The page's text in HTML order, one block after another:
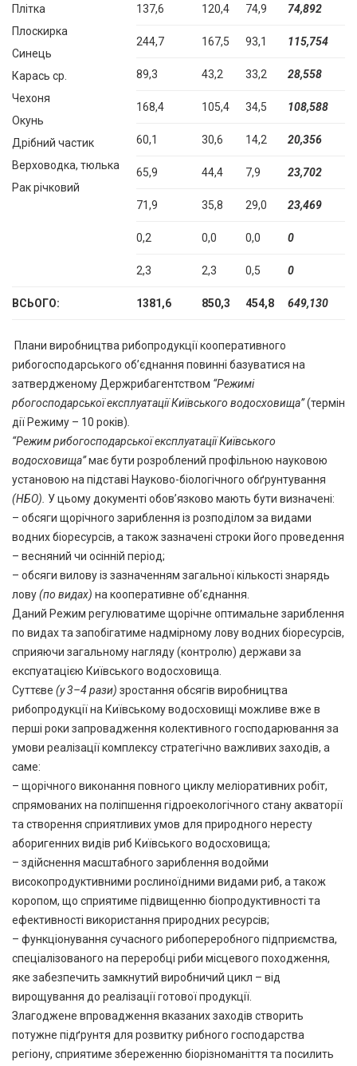
Плітка
Плоскирка
Синець
Карась ср.
Чехоня
Окунь
Дрібний частик
Верховодка, тюлька
Рак річковий
137,6 120,4 74,9 74,892
244,7 167,5 93,1 115,754
89,3 43,2 33,2 28,558
168,4 105,4 34,5 108,588
60,1 30,6 14,2 20,356
65,9 44,4 7,9 23,702
71,9 35,8 29,0 23,469
0,2 0,0 0,0 0
2,3 2,3 0,5 0
ВСЬОГО: 1381,6 850,3 454,8 649,130
Плани виробництва рибопродукції кооперативного
рибогосподарського об’єднання повинні базуватися на
затвердженому Держрибагентством “Режимі
рбогосподарської експлуатації Київського водосховища”(термін
дії Режиму – 10 років)
“Режим рибогосподарської експлуатації Київського
водосховища”має бути розроблений профільною науковою
установою на підставі Науково-біологічного обґрунтування
(НБО). У цьому документі обов’язково мають бути визначені:
– обсяги щорічного зариблення із розподілом за видами
водних біоресурсів, а також зазначені строки його проведення
– весняний чи осінній період;
– обсяги вилову із зазначенням загальної кількості знарядь
лову(по видах) на кооперативне об’єднання.
Даний Режим регулюватиме щорічне оптимальне зариблення
по видах та запобігатиме надмірному лову водних біоресурсів,
сприяючи загальному нагляду (контролю) держави за
експуатацією Київського водосховища.
Суттєве (у 3–4 рази) зростання обсягів виробництва
рибопродукції на Київському водосховищі можливе вже в
перші роки запровадження колективного господарювання за
умови реалізації комплексу стратегічно важливих заходів, а
саме:
– щорічного виконання повного циклу меліоративних робіт,
спрямованих на поліпшення гідроекологічного стану акваторії
та створення сприятливих умов для природного нересту
аборигенних видів риб Київського водосховища;
– здійснення масштабного зариблення водойми
високопродуктивними рослиноїдними видами риб, а також
коропом, що сприятиме підвищенню біопродуктивності та
ефективності використання природних ресурсів;
– функціонування сучасного рибопереробного підприємства,
спеціалізованого на переробці риби місцевого походження,
яке забезпечить замкнутий виробничий цикл – від
вирощування до реалізації готової продукції.
Злагоджене впровадження вказаних заходів створить
потужне підґрунтя для розвитку рибного господарства
регіону, сприятиме збереженню біорізноманіття та посилить